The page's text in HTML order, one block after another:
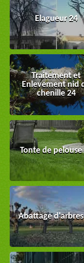
Elagueur 24
Traitement et
Enlevement nid
chenille 24
Tonte de pelouse
Abattage